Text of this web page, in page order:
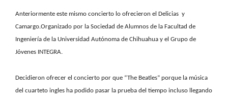
Anteriormente este mismo concierto lo ofrecieron el Delicias y
Camargo.Organizado por la Sociedad de Alumnos de la Facultad de
Ingeniería de la Universidad Autónoma de Chihuahua y el Grupo de
Jóvenes INTEGRA.
Decidieron ofrecer el concierto por que “The Beatles” porque la música
del cuarteto ingles ha podido pasar la prueba del tiempo incluso llegando